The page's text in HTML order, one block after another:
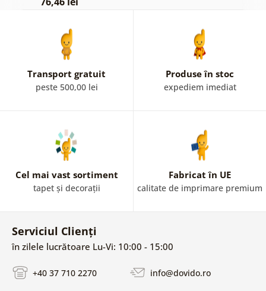
Transport gratuit
peste 500,00 lei
Produse în stoc
expediem imediat
Cel mai vast sortiment
tapet și decorații
Fabricat în UE
calitate de imprimare premium
Serviciul Clienți
în zilele lucrătoare Lu-Vi: 10:00 - 15:00
+40 37 710 2270 info@dovido.ro